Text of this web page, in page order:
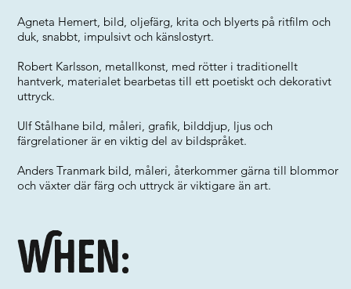
Agneta Hemert, bild, oljefärg, krita och blyerts på ritfilm och
duk, snabbt, impulsivt och känslostyrt.
Robert Karlsson, metallkonst, med rötter i traditionellt
hantverk, materialet bearbetas till ett poetiskt och dekorativt
uttryck.
Ulf Stålhane bild, måleri, grafik, bilddjup, ljus och
färgrelationer är en viktig del av bildspråket.
Anders Tranmark bild, måleri, återkommer gärna till blommor
och växter där färg och uttryck är viktigare än art.
When: